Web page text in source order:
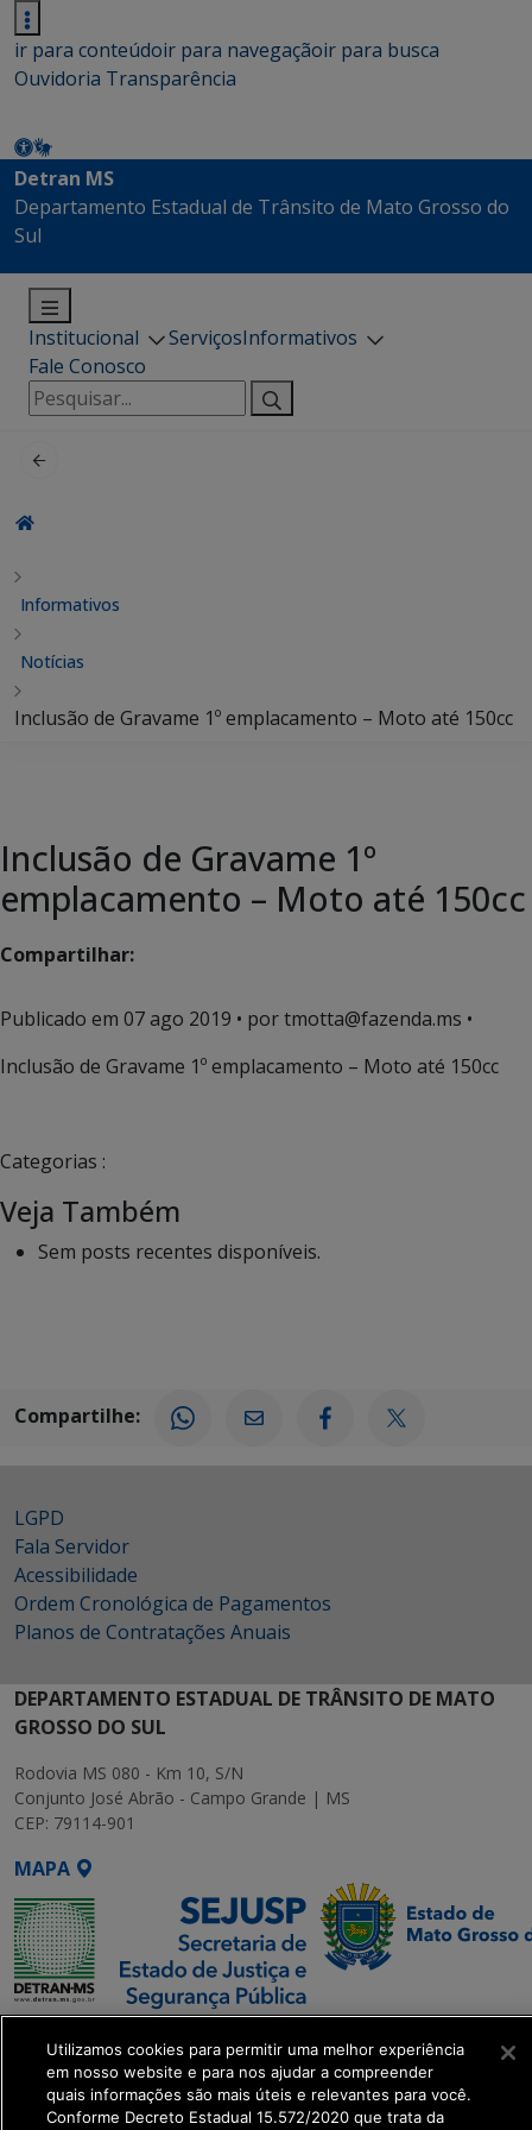
ir para conteúdoir para navegaçãoir para busca
Ouvidoria Transparência
Detran MS
Departamento Estadual de Trânsito de Mato Grosso do
Sul
Institucional ServiçosInformativos
Fale Conosco
Pesquisar
por:
Informativos
Notícias
Inclusão de Gravame 1º emplacamento – Moto até 150cc
Inclusão de Gravame 1º
emplacamento – Moto até 150cc
Compartilhar:
Publicado em 07 ago 2019 • por tmotta@fazenda.ms •
Inclusão de Gravame 1º emplacamento – Moto até 150cc
Categorias :
Veja Também
Sem posts recentes disponíveis.
Compartilhe:
LGPD
Fala Servidor
Acessibilidade
Ordem Cronológica de Pagamentos
Planos de Contratações Anuais
DEPARTAMENTO ESTADUAL DE TRÂNSITO DE MATO
GROSSO DO SUL
Rodovia MS 080 - Km 10, S/N
Conjunto José Abrão - Campo Grande | MS
CEP: 79114-901
MAPA
SETDIG | Secretaria-
Executiva de
Transformação Digital
Utilizamos cookies para permitir uma melhor experiência
em nosso website e para nos ajudar a compreender
quais informações são mais úteis e relevantes para você.
Conforme Decreto Estadual 15.572/2020 que trata da